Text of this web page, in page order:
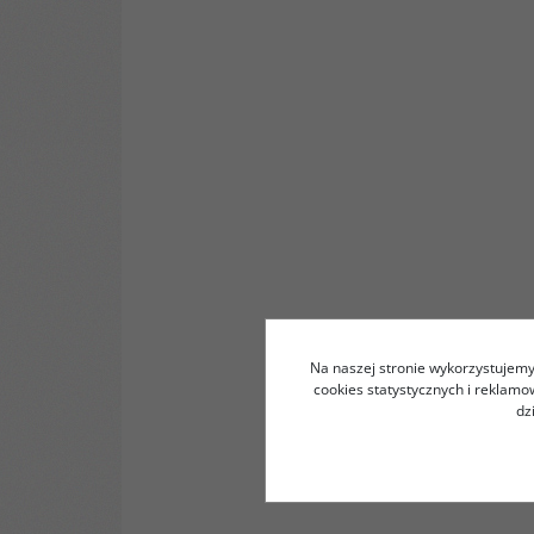
Na naszej stronie
cookies statystycznych i